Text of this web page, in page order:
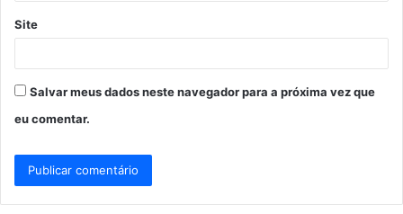
Site
Salvar meus dados neste navegador para a próxima vez que
eu comentar.